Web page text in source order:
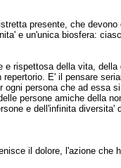
presente, che
e un'unica biosfera:
rispettosa della vita,
E' il pensare
ogni persona che ad essa
persone amiche della
e dell'infinita diversita'
il dolore, l'azione che